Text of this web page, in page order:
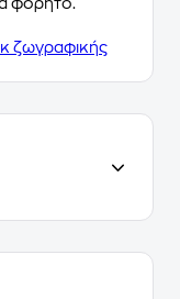
φορητό.
ζωγραφικής